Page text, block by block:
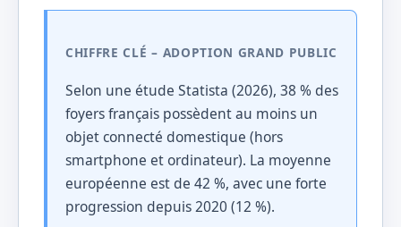
CHIFFRE CLÉ – ADOPTION GRAND PUBLIC
Selon une étude Statista (2026), 38 % des
foyers français possèdent au moins un
objet connecté domestique (hors
smartphone et ordinateur). La moyenne
européenne est de 42 %, avec une forte
progression depuis 2020 (12 %).